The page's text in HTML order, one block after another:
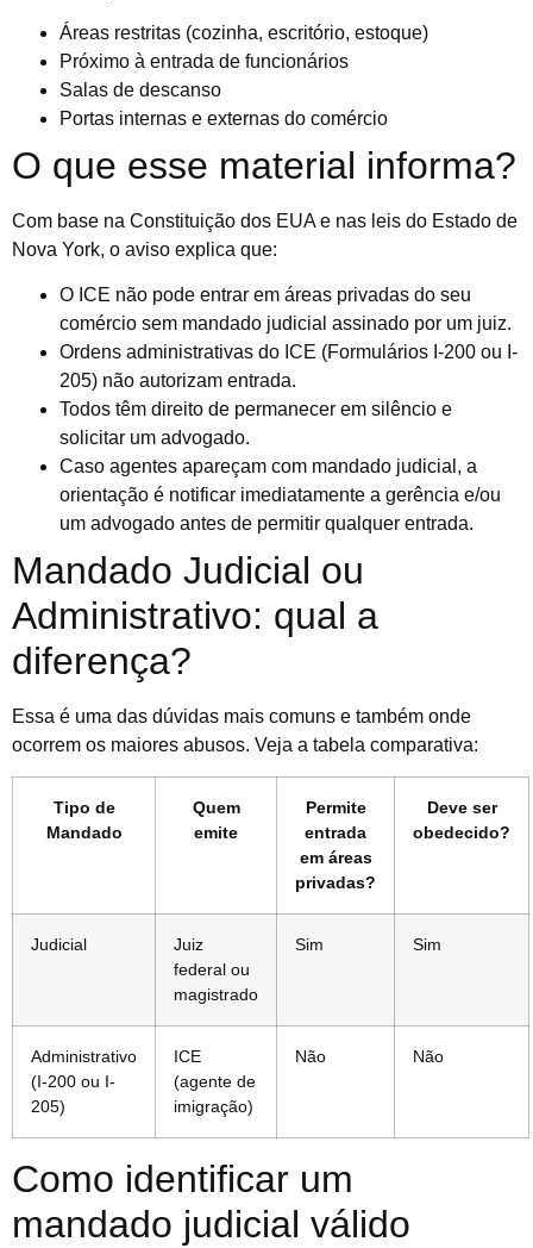
Áreas restritas (cozinha, escritório, estoque)
Próximo à entrada de funcionários
Salas de descanso
Portas internas e externas do comércio
O que esse material informa?
Com base na Constituição dos EUA e nas leis do Estado de
Nova York, o aviso explica que:
O ICE não pode entrar em áreas privadas do seu
comércio sem mandado judicial assinado por um juiz.
Ordens administrativas do ICE (Formulários I-200 ou I-
205) não autorizam entrada.
Todos têm direito de permanecer em silêncio e
solicitar um advogado.
Caso agentes apareçam com mandado judicial, a
orientação é notificar imediatamente a gerência e/ou
um advogado antes de permitir qualquer entrada.
Mandado Judicial ou
Administrativo: qual a
diferença?
Essa é uma das dúvidas mais comuns e também onde
ocorrem os maiores abusos. Veja a tabela comparativa:
Tipo de
Mandado
Quem
emite
Permite
entrada
em áreas
privadas?
Deve ser
obedecido?
Judicial
Juiz
federal ou
magistrado
Sim Sim
Administrativo
(I-200 ou I-
205)
ICE
(agente de
imigração)
Não Não
Como identificar um
mandado judicial válido